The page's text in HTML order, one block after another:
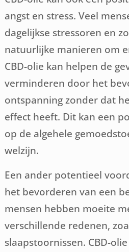
angst en stress. Veel
dagelijkse stressoren en
natuurlijke manieren om
CBD-olie kan helpen de
verminderen door het
ontspanning zonder dat
effect heeft. Dit kan een
op de algehele
welzijn.
Een ander potentieel
het bevorderen van een
mensen hebben moeite
verschillende redenen,
slaapstoornissen. CBD-